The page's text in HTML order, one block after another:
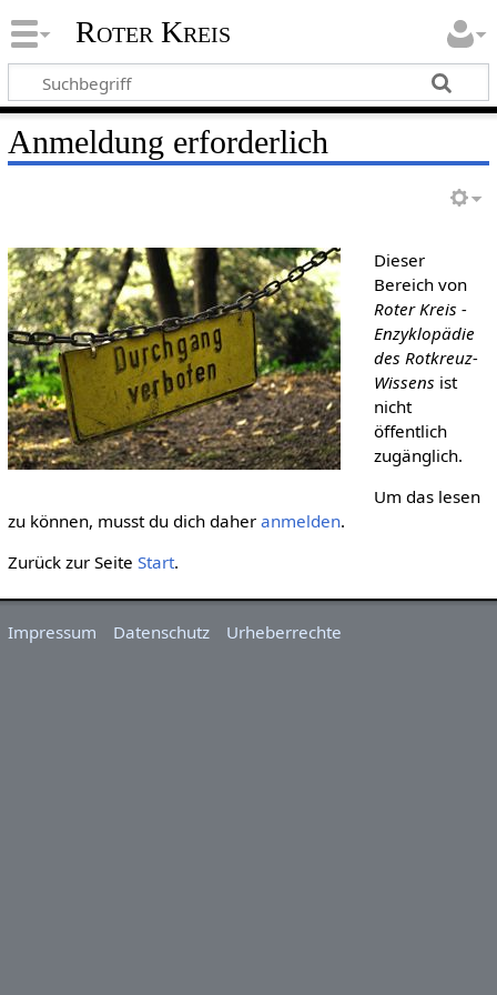
Roter Kreis
Anmeldung erforderlich
Dieser
Bereich von
Roter Kreis -
Enzyklopädie
des Rotkreuz-
Wissens ist
nicht
öffentlich
zugänglich.
Um das lesen
zu können, musst du dich daher anmelden.
Zurück zur Seite Start.
Impressum Datenschutz Urheberrechte